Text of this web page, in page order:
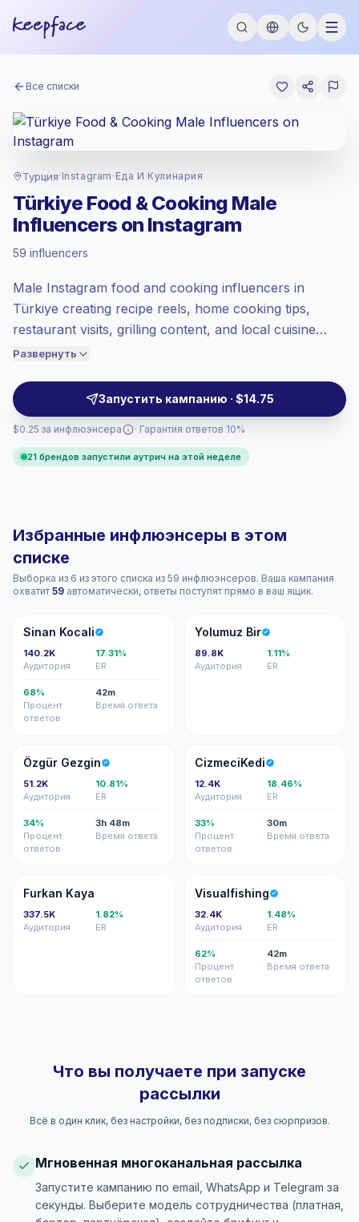
Все списки
Турция· Instagram · Еда И Кулинария
Türkiye Food & Cooking Male
Influencers on Instagram
59 influencers
Male Instagram food and cooking influencers in
Türkiye creating recipe reels, home cooking tips,
restaurant visits, grilling content, and local cuisine
posts. Ideal for food, kitchenware, grocery, delivery,
engagement, and audience-fit outreach, campaign-
ready.
Развернуть
Запустить кампанию · $14.75
$0.25 за инфлюэнсера
Стандартный рынок , аутрич в TR
установлен по стандартный рынок
Смешанный охват
Здоровое взаимодействие (3.5%
средний ER), заинтересованные
аудитории лучше конвертируются,
соответственно.
· Гарантия ответов 10%
21 брендов запустили аутрич на этой неделе
Избранные инфлюэнсеры в этом
списке
Выборка из 6 из этого списка из 59 инфлюэнсеров. Ваша кампания
охватит 59 автоматически, ответы поступят прямо в ваш ящик.
SK
Sinan Kocali
140.2K
Аудитория
17.31%
ER
68%
Процент
ответов
42m
Время ответа
YB
Yolumuz Bir
89.8K
Аудитория
1.11%
ER
ÖG
Özgür Gezgin
51.2K
Аудитория
10.81%
ER
34%
Процент
ответов
3h 48m
Время ответа
C
CizmeciKedi
12.4K
Аудитория
18.46%
ER
33%
Процент
ответов
30m
Время ответа
FK
Furkan Kaya
337.5K
Аудитория
1.82%
ER
V
Visualfishing
32.4K
Аудитория
1.48%
ER
62%
Процент
ответов
42m
Время ответа
Что вы получаете при запуске
рассылки
Всё в один клик, без настройки, без подписки, без сюрпризов.
Мгновенная многоканальная рассылка
Запустите кампанию по email, WhatsApp и Telegram за
секунды. Выберите модель сотрудничества (платная,